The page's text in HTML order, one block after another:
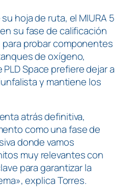
hoja de ruta, el MIURA 5
su fase de calificación
probar componentes
de oxígeno,
PLD Space prefiere dejar a
y mantiene los
atrás definitiva,
como una fase de
donde vamos
muy relevantes con
para garantizar la
explica Torres.